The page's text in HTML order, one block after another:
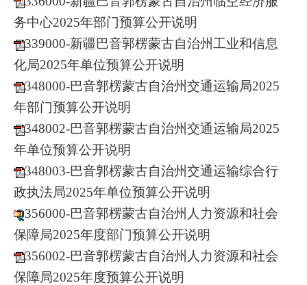
务中心2025年部门预算公开说明
339000-新疆巴音郭楞蒙古自治州工业和信息
化局2025年单位预算公开说明
348000-巴音郭楞蒙古自治州交通运输局2025
年部门预算公开说明
348002-巴音郭楞蒙古自治州交通运输局2025
年单位预算公开说明
348003-巴音郭楞蒙古自治州交通运输综合行
政执法局2025年单位预算公开说明
356000-巴音郭楞蒙古自治州人力资源和社会
保障局2025年度部门预算公开说明
356002-巴音郭楞蒙古自治州人力资源和社会
保障局2025年度预算公开说明